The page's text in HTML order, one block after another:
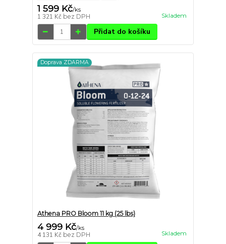
1 599 Kč/ks
1 321 Kč bez DPH Skladem
Přidat do košíku
Doprava ZDARMA
Athena PRO Bloom 11 kg (25 lbs)
4 999 Kč/ks
4 131 Kč bez DPH Skladem